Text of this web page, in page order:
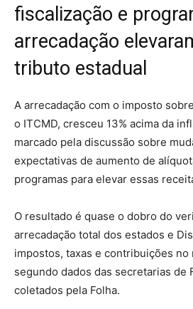
fiscalização e
arrecadação
tributo estadual
A arrecadação com o imposto
o ITCMD, cresceu 13% acima da
marcado pela discussão sobre
expectativas de aumento de
programas para elevar essas
O resultado é quase o dobro do
arrecadação total dos estados e
impostos, taxas e contribuições no
segundo dados das secretarias de
coletados pela Folha.